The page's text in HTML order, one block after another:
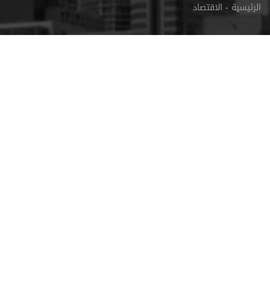
الاقتصاد - الرئيسية